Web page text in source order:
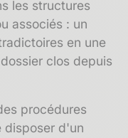
les structures
associés : un
en une
clos depuis
procédures
disposer d'un